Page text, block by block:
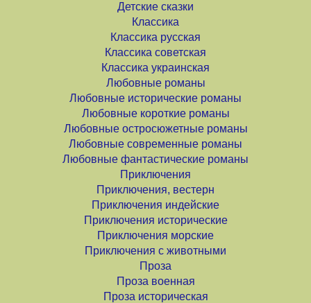
Детские сказки
Классика
Классика русская
Классика советская
Классика украинская
Любовные романы
Любовные исторические романы
Любовные короткие романы
Любовные остросюжетные романы
Любовные современные романы
Любовные фантастические романы
Приключения
Приключения, вестерн
Приключения индейские
Приключения исторические
Приключения морские
Приключения с животными
Проза
Проза военная
Проза историческая